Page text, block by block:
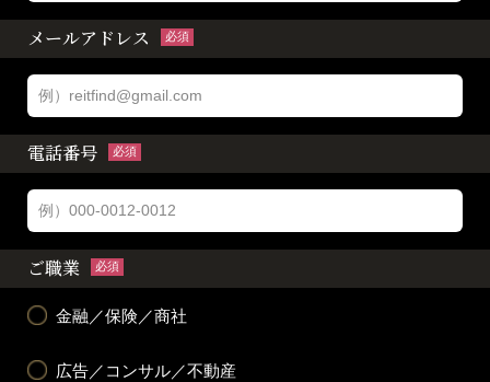
メールアドレス 必須
電話番号 必須
ご職業 必須
金融／保険／商社
広告／コンサル／不動産